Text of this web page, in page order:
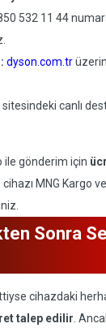
532 11 44
dyson.com.tr
sitesindeki canlı
ile gönderim için
MNG Kargo
Sonra
cihazdaki
talep edilir .